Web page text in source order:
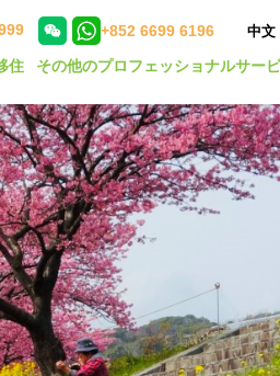
+852 6699 6196 中文
住 その他のプロフェッショナルサー